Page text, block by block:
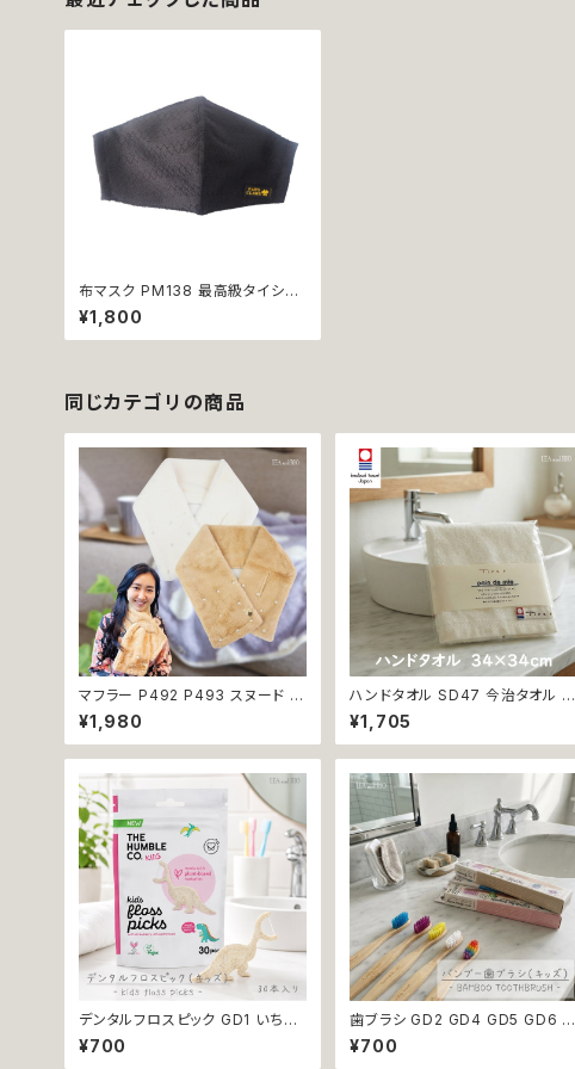
布マスク PM138 最高級タイシル
ク マスク 幼児 子供 大人 洗える
布製 ブラック タイ 高品質 シルク
タイシルク 幾何学 模様 シンプル
マスク 返品交換不可
¥1,800
同じカテゴリの商品
マフラー P492 P493 スヌード レ
ディース 無地 秋 冬 秋冬 誕生日
プレゼント クリスマスプレゼント
暖かい 防寒 おしゃれ かわいい 可
¥1,980
ハンドタオル SD47 今治タオル タ
オル 34×34cm Imabari Tirer
白 アイボリー ラムコ糸 インド綿
贅沢タオル 高級 シンプル 日本製
¥1,705
デンタルフロスピック GD1 いちご
フレーバーデンタルフロス THE H
UMBLE CO. 30本入り いちごフ
¥700
歯ブラシ GD2 GD4 GD5 GD6 G
D8 ハンブー歯ブラシ THE HUM
BLE CO.キッズ 子ども バンブー
¥700